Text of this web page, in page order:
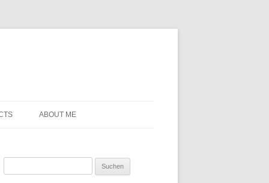
ABOUT ME